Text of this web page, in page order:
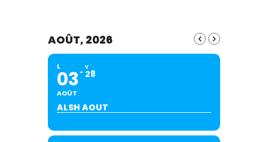
AOÛT, 2026
L
03
AOÛT
V
28
ALSH AOUT